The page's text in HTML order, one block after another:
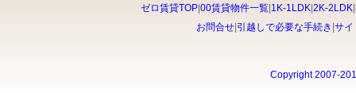
ゼロ賃貸TOP| 00賃貸物件一覧| 1K-1LDK| 2K-2LDK|
お問合せ 引越しで必要な手続き サイ
Copyright 2007-